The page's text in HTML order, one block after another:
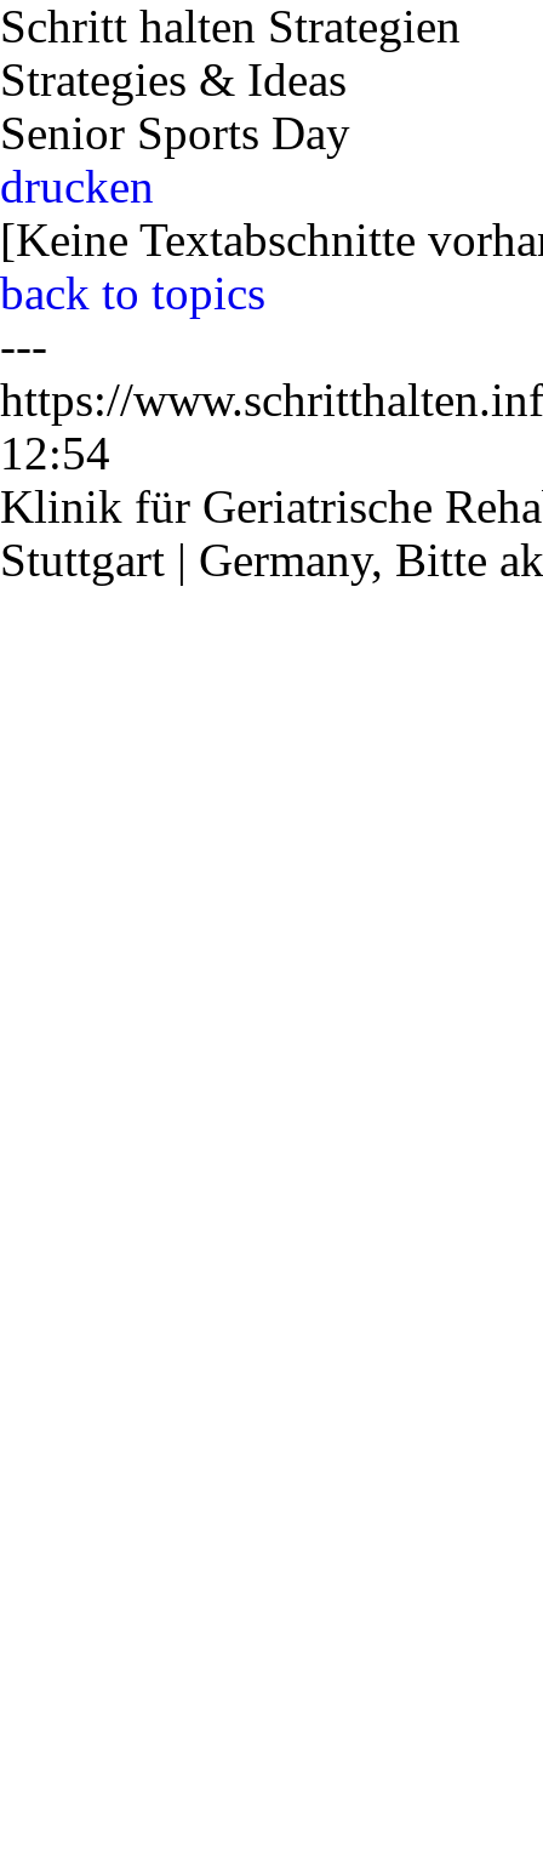
Schritt halten Strategien
Strategies & Ideas
Senior Sports Day
drucken
[Keine Textabschnitte
back to topics
---
https://
12:54
Klinik für Geriatrische
Stuttgart | Germany, Bitte